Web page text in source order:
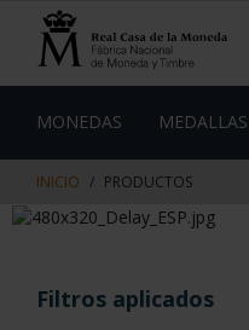
contenido
de
MONEDAS MEDALLAS
INICIO PRODUCTOS
Filtros aplicados